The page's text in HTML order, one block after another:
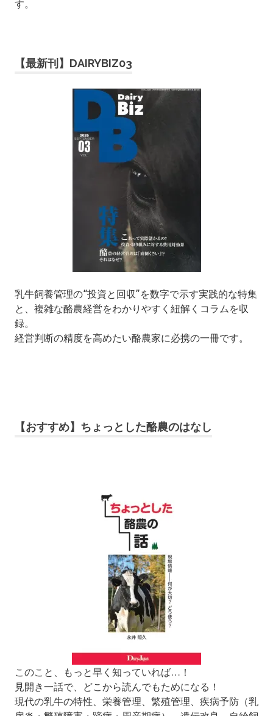
す。
【最新刊】DAIRYBIZ03
乳牛飼養管理の“投資と回収”を数字で示す実践的な特集
と、複雑な酪農経営をわかりやすく紐解くコラムを収
録。
経営判断の精度を高めたい酪農家に必携の一冊です。
【おすすめ】ちょっとした酪農のはなし
このこと、もっと早く知っていれば…！
見開き一話で、どこから読んでもためになる！
現代の乳牛の特性、栄養管理、繁殖管理、疾病予防（乳